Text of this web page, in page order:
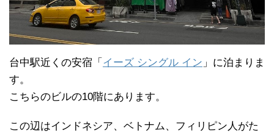
台中駅近くの安宿「 イーズ シングル イン 」に泊まりま
す。
こちらのビルの10階にあります。
この辺はインドネシア、ベトナム、フィリピン人がた